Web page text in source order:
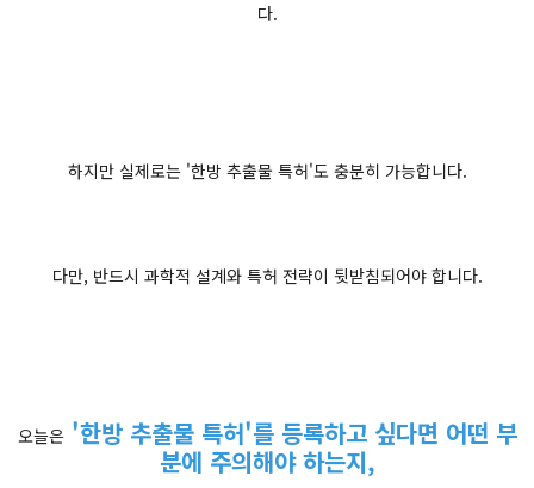
다.
하지만 실제로는 '한방 추출물 특허'도 충분히 가능합니다.
다만, 반드시 과학적 설계와 특허 전략이 뒷받침되어야 합니다.
오늘은'한방 추출물 특허'를 등록하고 싶다면 어떤 부
분에 주의해야 하는지,